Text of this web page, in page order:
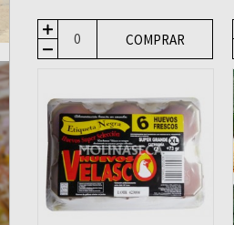
COMPRAR